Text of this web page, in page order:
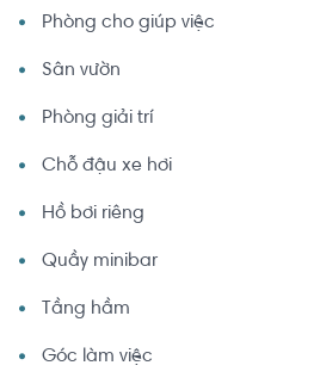
Phòng cho giúp việc
Sân vườn
Phòng giải trí
Chỗ đậu xe hơi
Hồ bơi riêng
Quầy minibar
Tầng hầm
Góc làm việc